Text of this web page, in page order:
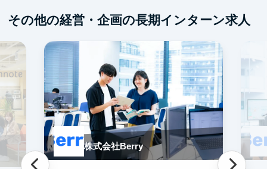
その他の経営・企画の長期インターン求人
株式会社Berry